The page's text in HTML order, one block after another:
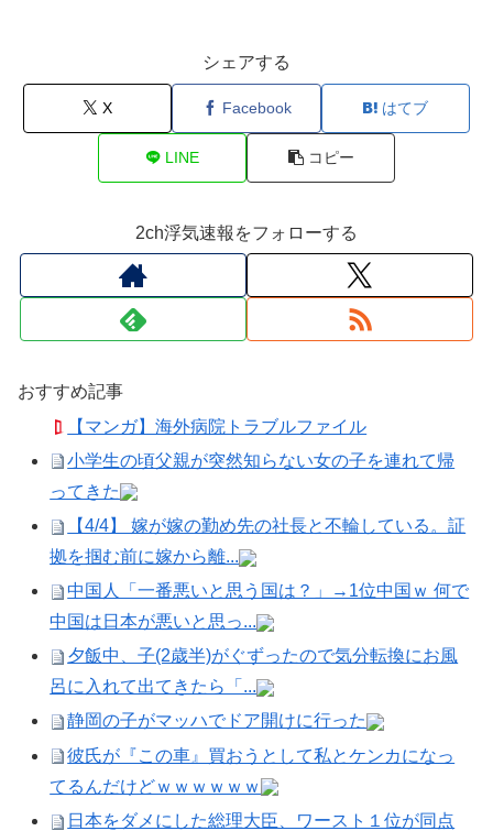
シェアする
X Facebook はてブ
LINE コピー
2ch浮気速報をフォローする
おすすめ記事
【マンガ】海外病院トラブルファイル
小学生の頃父親が突然知らない女の子を連れて帰
ってきた
【4/4】 嫁が嫁の勤め先の社長と不輪している。証
拠を掴む前に嫁から離...
中国人「一番悪いと思う国は？」→1位中国ｗ 何で
中国は日本が悪いと思っ...
夕飯中、子(2歳半)がぐずったので気分転換にお風
呂に入れて出てきたら「...
静岡の子がマッハでドア開けに行った
彼氏が『この車』買おうとして私とケンカになっ
てるんだけどｗｗｗｗｗｗ
日本をダメにした総理大臣、ワースト１位が同点